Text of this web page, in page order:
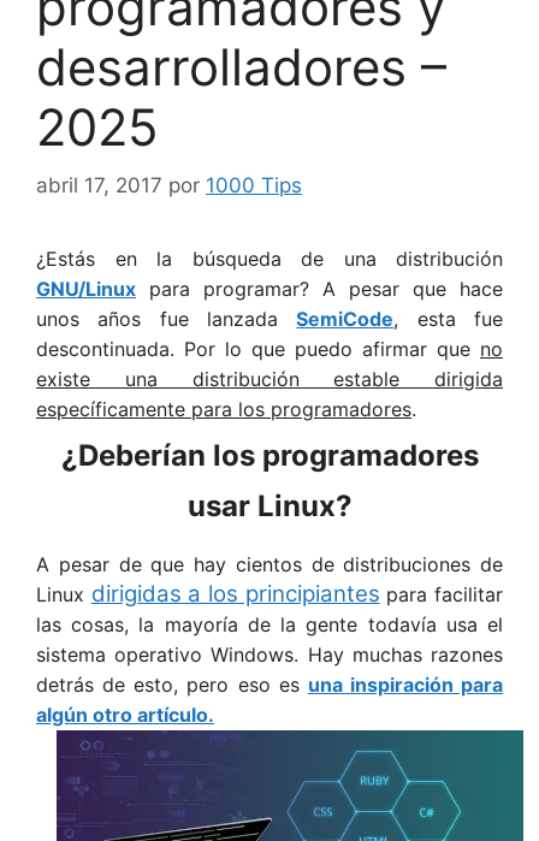
desarrolladores –
2025
abril 17, 2017 por 1000 Tips
¿Estás en la búsqueda de una distribución
GNU/Linux para programar? A pesar que hace
unos años fue lanzadaSemiCode, esta fue
descontinuada. Por lo que puedo afirmar que no
existe una distribución estable dirigida
específicamente para los programadores.
¿Deberían los programadores
usar Linux?
A pesar de que hay cientos de distribuciones de
Linux dirigidas a los principiantes para facilitar
las cosas, la mayoría de la gente todavía usa el
sistema operativo Windows. Hay muchas razones
detrás de esto, pero eso es una inspiración para
algún otro artículo.